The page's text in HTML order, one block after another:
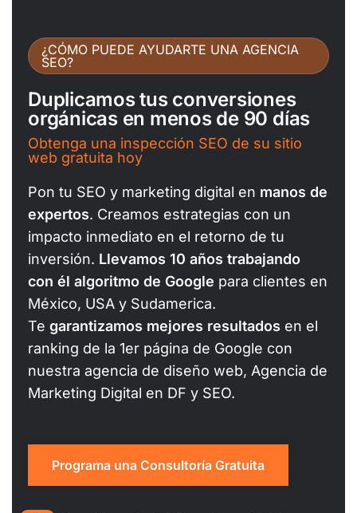
¿CÓMO PUEDE AYUDARTE UNA AGENCIA
SEO?
Duplicamos tus conversiones
orgánicas en menos de 90 días
Obtenga una inspección SEO de su sitio
web gratuita hoy
Pon tu SEO y marketing digital en manos de
expertos. Creamos estrategias con un
impacto inmediato en el retorno de tu
inversión. Llevamos 10 años trabajando
con él algoritmo de Google para clientes en
México, USA y Sudamerica.
Te garantizamos mejores resultados en el
ranking de la 1er página de Google con
nuestra agencia de diseño web, Agencia de
Marketing Digital en DF y SEO.
Programa una Consultoría Gratuita